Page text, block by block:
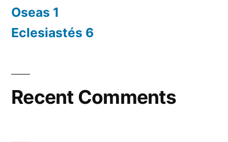
Oseas 1
Eclesiastés 6
Recent Comments